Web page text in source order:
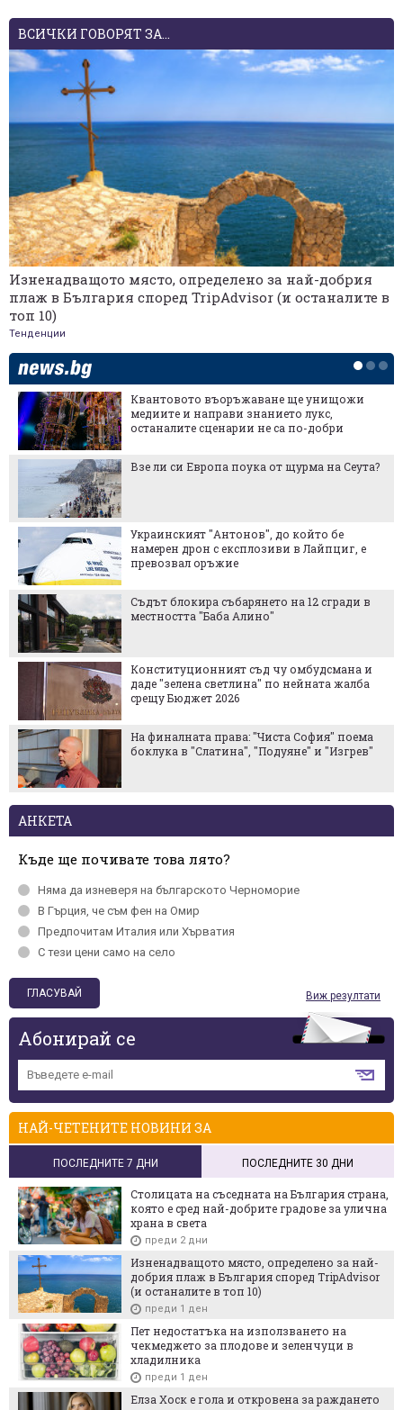
ВСИЧКИ ГОВОРЯТ ЗА...
Изненадващото място, определено за най-добрия
плаж в България според TripAdvisor (и останалите в
топ 10)
Тенденции
Квантовото въоръжаване ще унищожи
медиите и направи знанието лукс,
останалите сценарии не са по-добри
Взе ли си Европа поука от щурма на Сеута?
Украинският "Антонов", до който бе
намерен дрон с експлозиви в Лайпциг, е
превозвал оръжие
Съдът блокира събарянето на 12 сгради в
местността "Баба Алино"
Конституционният съд чу омбудсмана и
даде "зелена светлина" по нейната жалба
срещу Бюджет 2026
На финалната права: "Чиста София" поема
боклука в "Слатина", "Подуяне" и "Изгрев"
АНКЕТА
Къде ще почивате това лято?
Няма да изневеря на българското Черномориe
В Гърция, че съм фен на Омир
Предпочитам Италия или Хърватия
С тези цени само на село
Виж резултати
Абонирай се
НАЙ-ЧЕТЕНИТЕ НОВИНИ ЗА
ПОСЛЕДНИТЕ 7 ДНИ ПОСЛЕДНИТЕ 30 ДНИ
Столицата на съседната на България страна,
която е сред най-добрите градове за улична
храна в света
преди 2 дни
Изненадващото място, определено за най-
добрия плаж в България според TripAdvisor
(и останалите в топ 10)
преди 1 ден
Пет недостатъка на използването на
чекмеджето за плодове и зеленчуци в
хладилника
преди 1 ден
Елза Хоск е гола и откровена за раждането